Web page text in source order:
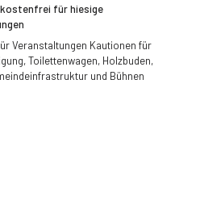
für hiesige
Veranstaltungen Kautionen für
Toilettenwagen, Holzbuden,
und Bühnen